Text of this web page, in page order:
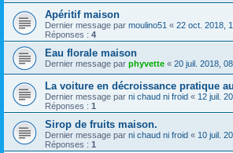
Apéritif maison
Dernier message par moulino51 « 22 oct. 2018,
Réponses : 4
Eau florale maison
Dernier message par phyvette « 20 juil. 2018,
La voiture en décroissance pratique
Dernier message par ni chaud ni froid « 12 juil.
Réponses : 1
Sirop de fruits maison.
Dernier message par ni chaud ni froid « 10 juil.
Réponses : 1